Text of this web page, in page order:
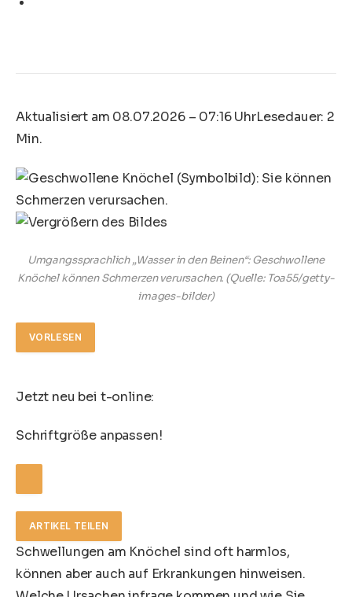
Aktualisiert am 08.07.2026 – 07:16 UhrLesedauer: 2
Min.
Umgangssprachlich „Wasser in den Beinen“: Geschwollene
Knöchel können Schmerzen verursachen. (Quelle: Toa55/getty-
images-bilder)
VORLESEN
Jetzt neu bei t-online:
Schriftgröße anpassen!
ARTIKEL TEILEN
Schwellungen am Knöchel sind oft harmlos,
können aber auch auf Erkrankungen hinweisen.